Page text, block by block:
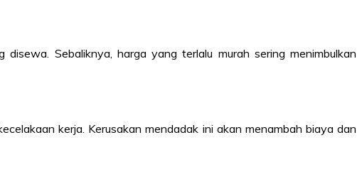
Sebaliknya, harga yang terlalu murah sering menimbulkan
kerja. Kerusakan mendadak ini akan menambah biaya dan